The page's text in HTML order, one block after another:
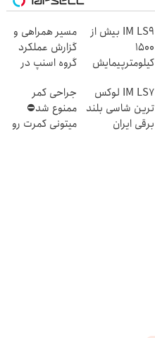
IM LS9 بیش از
1500
کیلومترپیمایش
مسیر همراهی و
گزارش عملکرد
گروه اسنپ در
IM LS7 لوکس
ترین شاسی بلند
برقی ایران
جراحی کمر
ممنوع شد⛔
میتونی کمرت رو